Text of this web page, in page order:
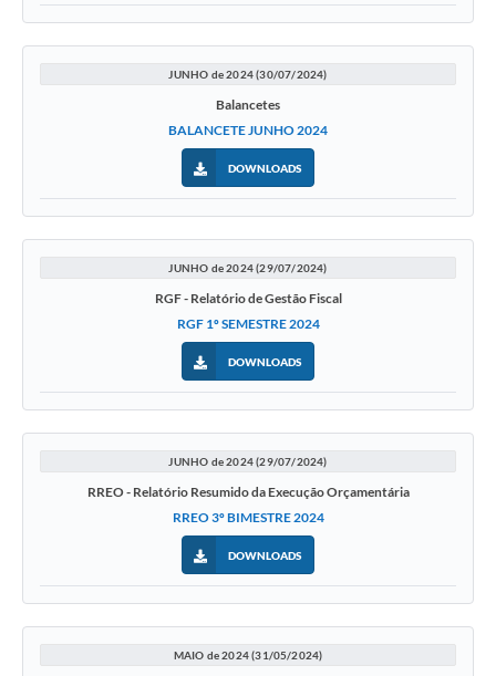
JUNHO de 2024 (30/07/2024)
Balancetes
BALANCETE JUNHO 2024
DOWNLOADS
JUNHO de 2024 (29/07/2024)
RGF - Relatório de Gestão Fiscal
RGF 1º SEMESTRE 2024
DOWNLOADS
JUNHO de 2024 (29/07/2024)
RREO - Relatório Resumido da Execução Orçamentária
RREO 3º BIMESTRE 2024
DOWNLOADS
MAIO de 2024 (31/05/2024)